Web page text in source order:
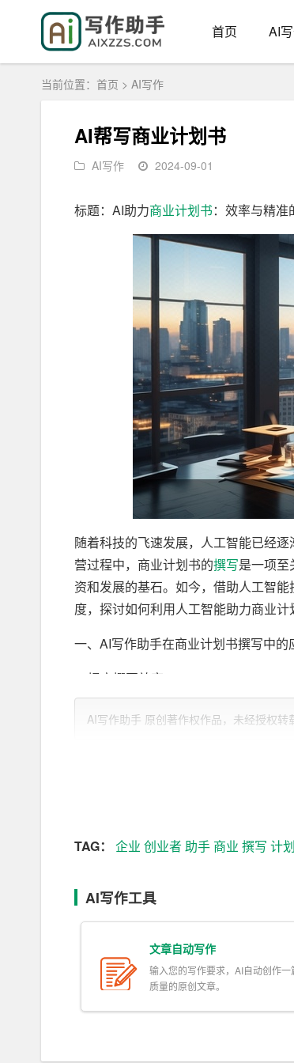
首页 AI
当前位置： 首页 > AI写作
AI帮写商业计划书
AI写作 2024-09-01
标题：AI助力商业计划书：效率与精准
随着科技的飞速发展，人工智能已经
营过程中，商业计划书的撰写是一项至
资和发展的基石。如今，借助人工智
度，探讨如何利用人工智能助力商业计
一、AI写作助手在商业计划书撰写中的
1. 提高撰写效率
传统商业计划书的撰写过程，往往需要
助手还可以根据用户需求，自动生成
AI写作助手具有强大的语言处理和数据
的表述。此外，AI助手还能针对商业计
3. 个性化定制
每个企业都有其独特的价值和优势，
提供的信息和需求，为企业量身打造
AI写作助手 原创著作权作品，未经授权
TAG： 企业 创业者助手 商业 撰写 计
AI写作工具
文章自动写作
输入您的写作要求，AI自动创作一
质量的原创文章。